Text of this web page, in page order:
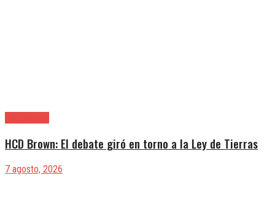
HCD Brown: El debate giró en torno a la Ley de Tierras
7 agosto, 2026